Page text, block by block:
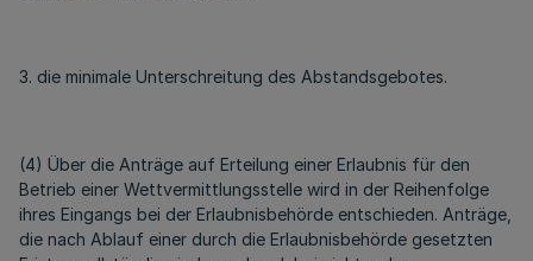
3. die minimale Unterschreitung des Abstandsgebotes.
(4) Über die Anträge auf Erteilung einer Erlaubnis für den
Betrieb einer Wettvermittlungsstelle wird in der Reihenfolge
ihres Eingangs bei der Erlaubnisbehörde entschieden. Anträge,
die nach Ablauf einer durch die Erlaubnisbehörde gesetzten